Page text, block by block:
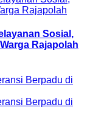
Sosial,
Rajapolah